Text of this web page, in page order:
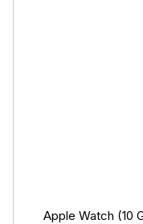
Apple Watch (10